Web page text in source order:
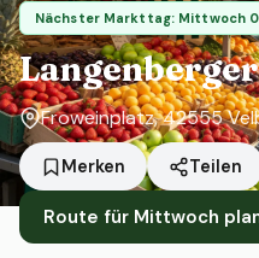
Nächster Markttag: Mittwoch
Froweinplatz, 42555
Merken Teilen
Route für Mittwoch